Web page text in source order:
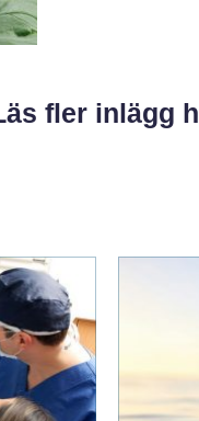
fler inlägg